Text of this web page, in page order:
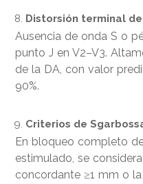
Distorsión terminal
Ausencia de onda S o
punto J en V2–V3.
de la DA, con valor
90%.
Criterios de
En bloqueo completo
estimulado, se
concordante ≥1 mm o